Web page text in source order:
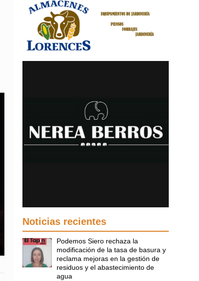
Noticias recientes
Podemos Siero rechaza la
modificación de la tasa de basura y
reclama mejoras en la gestión de
residuos y el abastecimiento de
agua